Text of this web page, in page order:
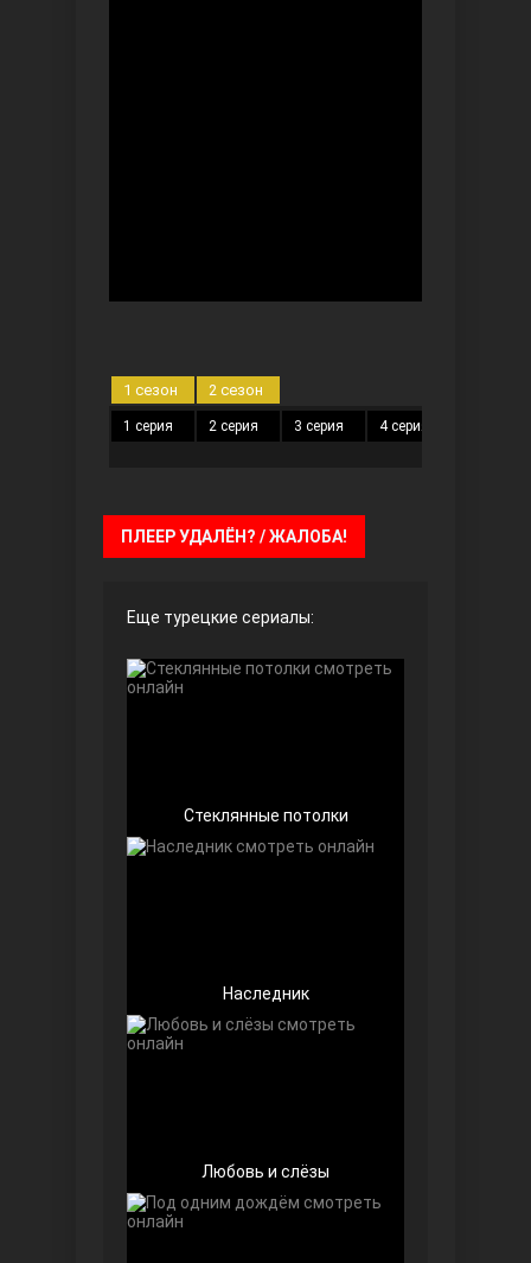
Дочь посла
1 сезон 2 сезон
1 серия 2 серия 3 серия 4 серия
ПЛЕЕР УДАЛЁН? / ЖАЛОБА!
Еще турецкие сериалы:
Стеклянные потолки
Наследник
Любовь и слёзы